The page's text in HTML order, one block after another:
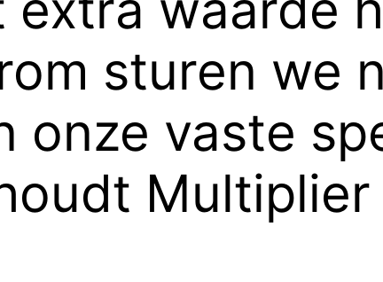
sturen we
onze vaste
Multiplier